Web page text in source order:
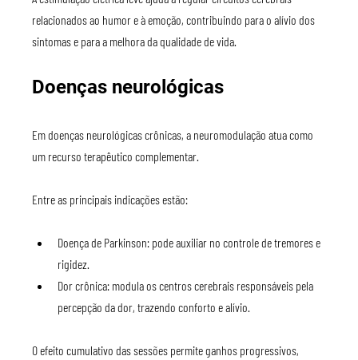
relacionados ao humor e à emoção, contribuindo para o alívio dos
sintomas e para a melhora da qualidade de vida.
Doenças neurológicas
Em doenças neurológicas crônicas, a neuromodulação atua como
um recurso terapêutico complementar.
Entre as principais indicações estão:
Doença de Parkinson: pode auxiliar no controle de tremores e
rigidez.
Dor crônica: modula os centros cerebrais responsáveis pela
percepção da dor, trazendo conforto e alívio.
O efeito cumulativo das sessões permite ganhos progressivos,